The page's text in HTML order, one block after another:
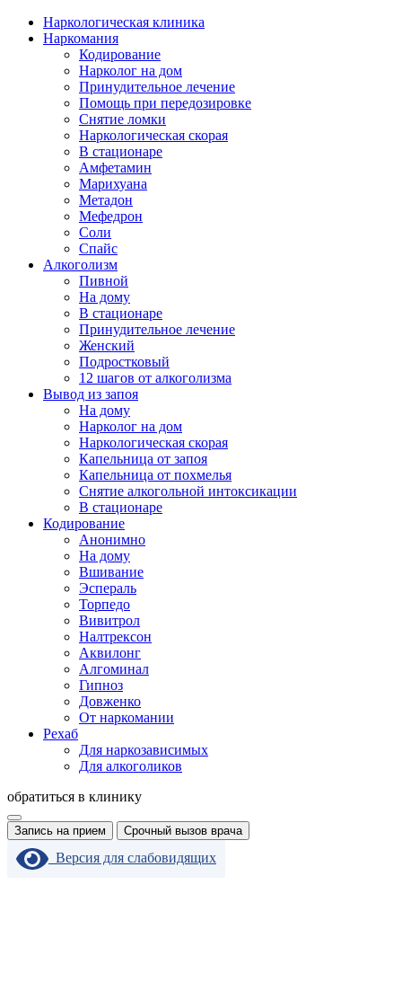
Наркологическая клиника
Наркомания
Кодирование
Нарколог на дом
Принудительное лечение
Помощь при передозировке
Снятие ломки
Наркологическая скорая
В стационаре
Амфетамин
Марихуана
Метадон
Мефедрон
Соли
Спайс
Алкоголизм
Пивной
На дому
В стационаре
Принудительное лечение
Женский
Подростковый
12 шагов от алкоголизма
Вывод из запоя
На дому
Нарколог на дом
Наркологическая скорая
Капельница от запоя
Капельница от похмелья
Снятие алкогольной интоксикации
В стационаре
Кодирование
Анонимно
На дому
Вшивание
Эспераль
Торпедо
Вивитрол
Налтрексон
Аквилонг
Алгоминал
Гипноз
Довженко
От наркомании
Рехаб
Для наркозависимых
Для алкоголиков
обратиться в клинику
Запись на прием Срочный вызов врача
Версия для слабовидящих